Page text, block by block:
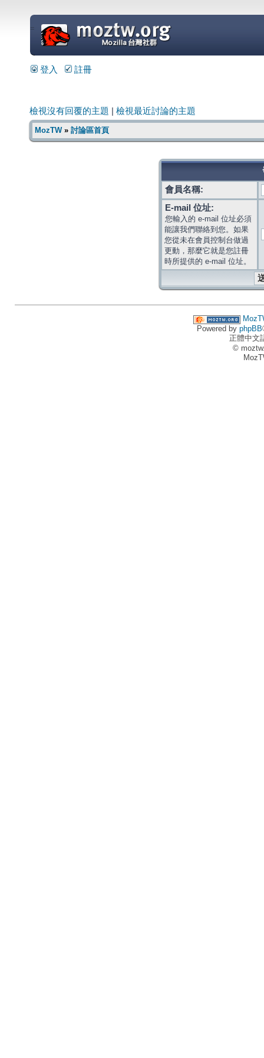
=
登入 註冊
檢視沒有回覆的主題 檢視最近討論的主題
MozTW» 討論區首頁
會員名稱:
E-mail 位址:
您輸入的 e-mail 位址必須
能讓我們聯絡到您。如果
您從未在會員控制台做過
更動，那麼它就是您註冊
時所提供的 e-mail 位址。
Powered by phpBB
正體中文
©